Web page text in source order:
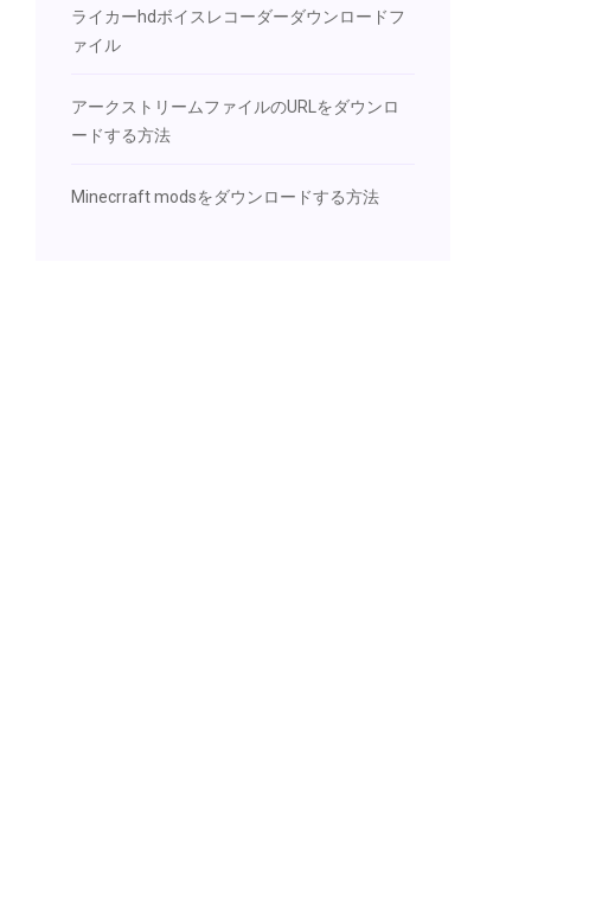
ライカーhdボイスレコーダーダウンロードフ
ァイル
アークストリームファイルのURLをダウンロ
ードする方法
Minecrraft modsをダウンロードする方法